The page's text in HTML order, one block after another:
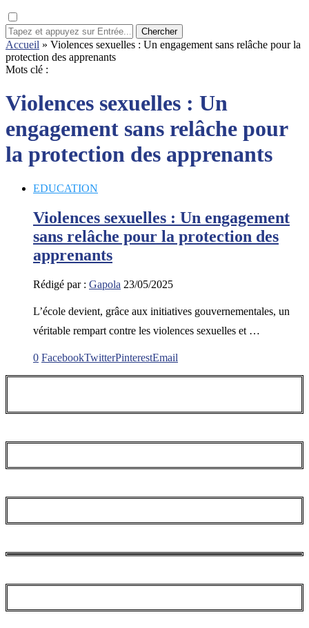
Chercher
Accueil » Violences sexuelles : Un engagement sans relâche pour la
protection des apprenants
Mots clé :
Violences sexuelles : Un
engagement sans relâche pour
la protection des apprenants
EDUCATION
Violences sexuelles : Un engagement
sans relâche pour la protection des
apprenants
Rédigé par : Gapola 23/05/2025
L’école devient, grâce aux initiatives gouvernementales, un
véritable rempart contre les violences sexuelles et …
0 FacebookTwitterPinterestEmail